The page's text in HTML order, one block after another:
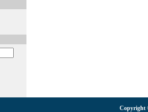
Copyright